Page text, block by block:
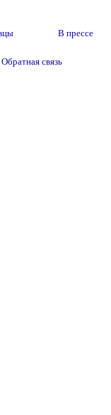
В прессе
Обратная связь